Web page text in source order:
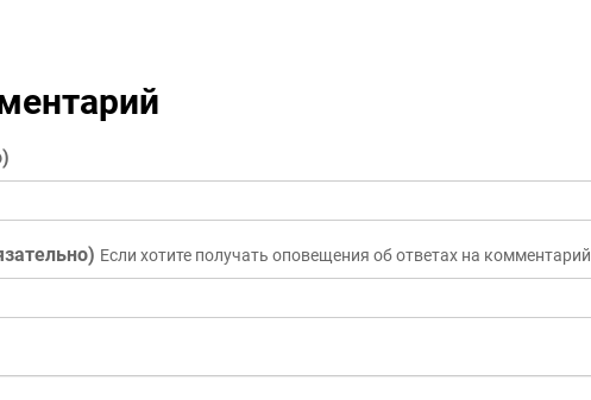
Если хотите получать оповещения об ответах на комментарий